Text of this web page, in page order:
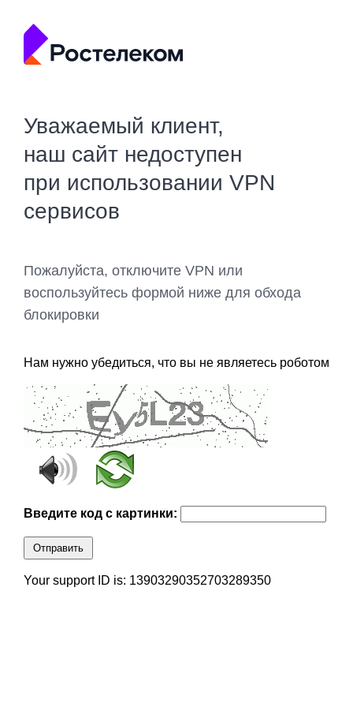
Уважаемый клиент,
наш сайт недоступен
при использовании VPN
сервисов
Пожалуйста, отключите VPN или
воспользуйтесь формой ниже для обхода
блокировки
Нам нужно убедиться, что вы не являетесь роботом
Введите код с картинки:
Отправить
Your support ID is: 13903290352703289350